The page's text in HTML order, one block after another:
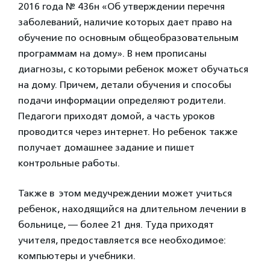
2016 года № 436н «Об утверждении перечня
заболеваний, наличие которых дает право на
обучение по основным общеобразовательным
программам на дому». В нем прописаны
диагнозы, с которыми ребенок может обучаться
на дому. Причем, детали обучения и способы
подачи информации определяют родители.
Педагоги приходят домой, а часть уроков
проводится через интернет. Но ребенок также
получает домашнее задание и пишет
контрольные работы.
Также в этом медучреждении может учиться
ребенок, находящийся на длительном лечении в
больнице, — более 21 дня. Туда приходят
учителя, предоставляется все необходимое:
компьютеры и учебники.